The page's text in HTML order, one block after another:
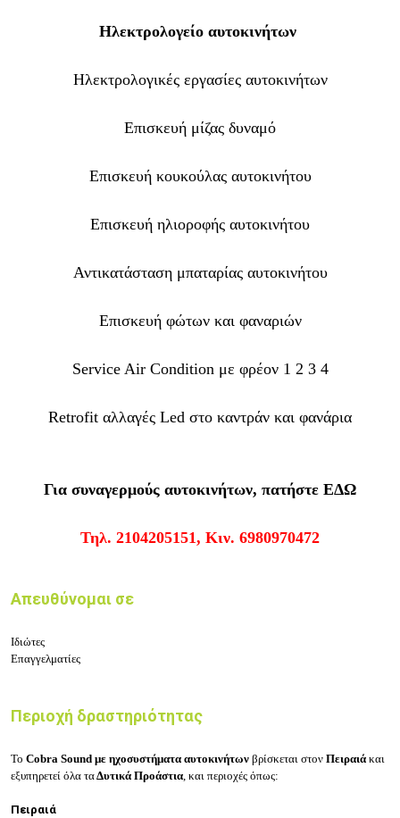
Ηλεκτρολογείο αυτοκινήτων
Ηλεκτρολογικές εργασίες αυτοκινήτων
Επισκευή μίζας δυναμό
Επισκευή κουκούλας αυτοκινήτου
Επισκευή ηλιοροφής αυτοκινήτου
Αντικατάσταση μπαταρίας αυτοκινήτου
Επισκευή φώτων και φαναριών
Service Air Condition με φρέον 1 2 3 4
Retrofit αλλαγές Led στο καντράν και φανάρια
Για συναγερμούς αυτοκινήτων, πατήστε ΕΔΩ
Τηλ. 2104205151, Κιν. 6980970472
Απευθύνομαι σε
Ιδιώτες
Επαγγελματίες
Περιοχή δραστηριότητας
Το Cobra Sound με ηχοσυστήματα αυτοκινήτων βρίσκεται στον Πειραιά και
εξυπηρετεί όλα ταΔυτικά Προάστια , και περιοχές όπως:
Πειραιά